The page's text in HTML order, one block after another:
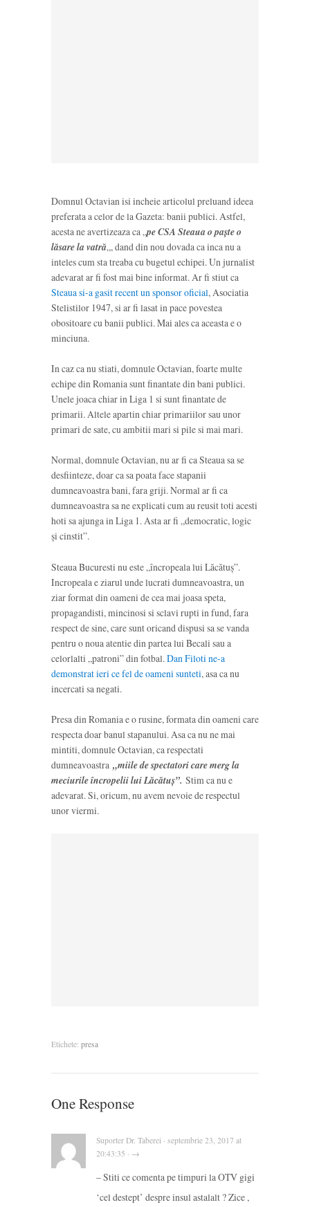
Domnul Octavian isi incheie articolul preluand ideea
preferata a celor de la Gazeta: banii publici. Astfel,
acesta ne avertizeaza ca „pe CSA Steaua o paște o
lăsare la vatră„, dand din nou dovada ca inca nu a
inteles cum sta treaba cu bugetul echipei. Un jurnalist
adevarat ar fi fost mai bine informat. Ar fi stiut ca
Steaua si-a gasit recent un sponsor oficial, Asociatia
Stelistilor 1947, si ar fi lasat in pace povestea
obositoare cu banii publici. Mai ales ca aceasta e o
minciuna.
In caz ca nu stiati, domnule Octavian, foarte multe
echipe din Romania sunt finantate din bani publici.
Unele joaca chiar in Liga 1 si sunt finantate de
primarii. Altele apartin chiar primariilor sau unor
primari de sate, cu ambitii mari si pile si mai mari.
Normal, domnule Octavian, nu ar fi ca Steaua sa se
desfiinteze, doar ca sa poata face stapanii
dumneavoastra bani, fara griji. Normal ar fi ca
dumneavoastra sa ne explicati cum au reusit toti acesti
hoti sa ajunga in Liga 1. Asta ar fi „democratic, logic
și cinstit”.
Steaua Bucuresti nu este „încropeala lui Lăcătuș”.
Incropeala e ziarul unde lucrati dumneavoastra, un
ziar format din oameni de cea mai joasa speta,
propagandisti, mincinosi si sclavi rupti in fund, fara
respect de sine, care sunt oricand dispusi sa se vanda
pentru o noua atentie din partea lui Becali sau a
celorlalti „patroni” din fotbal. Dan Filoti ne-a
demonstrat ieri ce fel de oameni sunteti, asa ca nu
incercati sa negati.
Presa din Romania e o rusine, formata din oameni care
respecta doar banul stapanului. Asa ca nu ne mai
mintiti, domnule Octavian, ca respectati
dumneavoastra „miile de spectatori care merg la
meciurile încropelii lui Lăcătuș”. Stim ca nu e
adevarat. Si, oricum, nu avem nevoie de respectul
unor viermi.
Etichete: presa
One Response
Suporter Dr. Taberei · septembrie 23, 2017 at
20:43:35 · →
– Stiti ce comenta pe timpuri la OTV gigi
‘cel destept’ despre insul astalalt ? Zice ,